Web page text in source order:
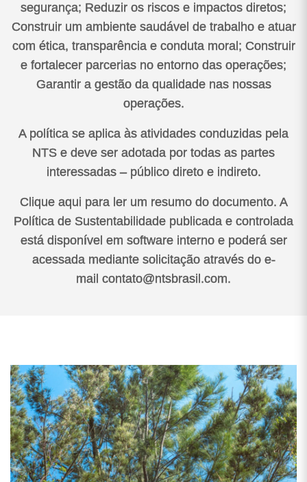
segurança; Reduzir os riscos e impactos diretos;
Construir um ambiente saudável de trabalho e atuar
com ética, transparência e conduta moral; Construir
e fortalecer parcerias no entorno das operações;
Garantir a gestão da qualidade nas nossas
operações.
A política se aplica às atividades conduzidas pela
NTS e deve ser adotada por todas as partes
interessadas – público direto e indireto.
Clique aqui para ler um resumo do documento. A
Política de Sustentabilidade publicada e controlada
está disponível em software interno e poderá ser
acessada mediante solicitação através do e-
mail contato@ntsbrasil.com.